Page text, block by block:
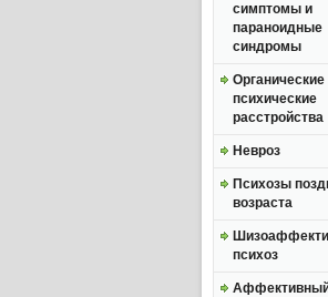
симптомы и
параноидные
синдромы
Органические
психические
расстройства
Невроз
Психозы
возраста
психоз